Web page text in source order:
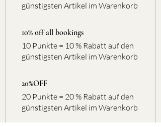
günstigsten Artikel im Warenkorb
10% off all bookings
10 Punkte = 10 % Rabatt auf den
günstigsten Artikel im Warenkorb
20%OFF
20 Punkte = 20 % Rabatt auf den
günstigsten Artikel im Warenkorb